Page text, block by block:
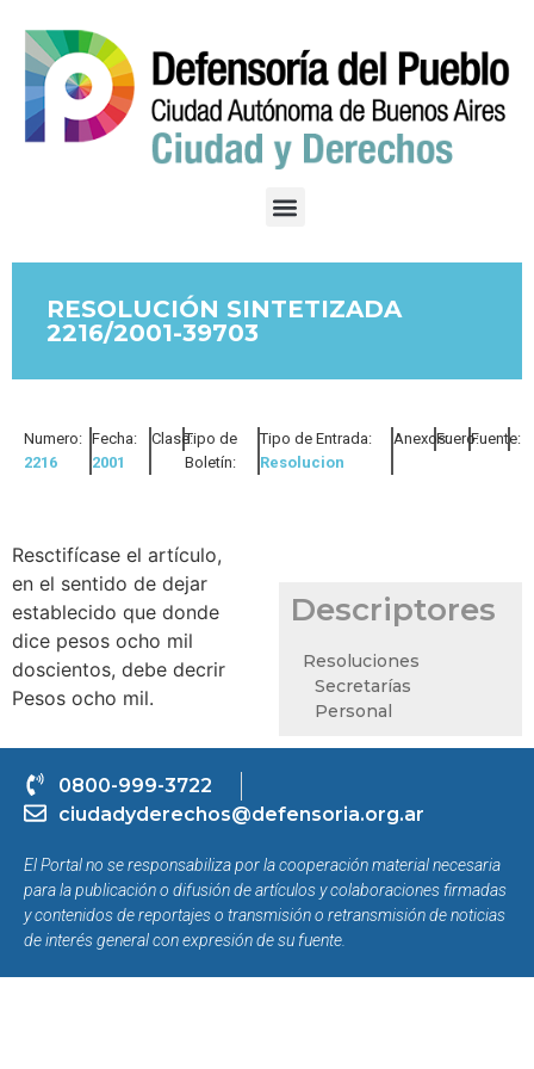
RESOLUCIÓN SINTETIZADA
2216/2001-39703
Numero:
2216
Fecha:
2001
Clase:Tipo de
Boletín:
Tipo de Entrada:
Resolucion
Anexos:Fuero:Fuente:
Resctifícase el artículo,
en el sentido de dejar
establecido que donde
dice pesos ocho mil
doscientos, debe decrir
Pesos ocho mil.
Descriptores
Resoluciones
Secretarías
Personal
0800-999-3722
ciudadyderechos@defensoria.org.ar
El Portal no se responsabiliza por la cooperación material necesaria
para la publicación o difusión de artículos y colaboraciones firmadas
y contenidos de reportajes o transmisión o retransmisión de noticias
de interés general con expresión de su fuente.